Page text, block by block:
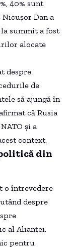
40% sunt
Dan a
summit a fost
alocate
despre
de
să ajungă în
că Rusia
și a
context.
din
o întrevedere
despre
al Alianței.
pentru